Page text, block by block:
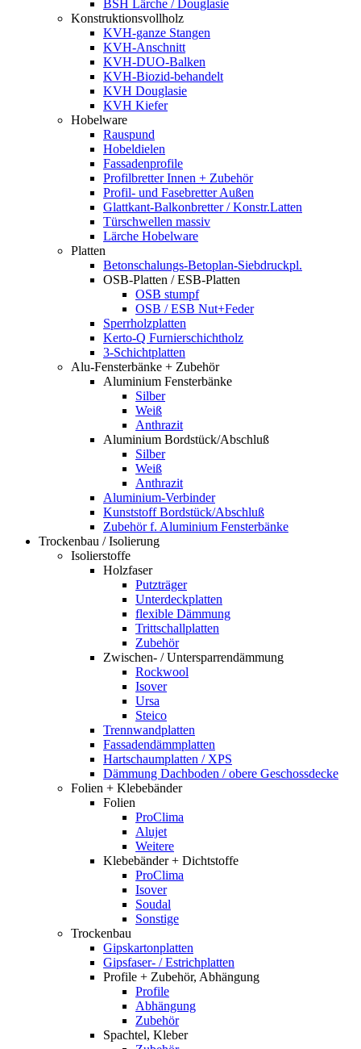
BSH Lärche / Douglasie
Konstruktionsvollholz
KVH-ganze Stangen
KVH-Anschnitt
KVH-DUO-Balken
KVH-Biozid-behandelt
KVH Douglasie
KVH Kiefer
Hobelware
Rauspund
Hobeldielen
Fassadenprofile
Profilbretter Innen + Zubehör
Profil- und Fasebretter Außen
Glattkant-Balkonbretter / Konstr.Latten
Türschwellen massiv
Lärche Hobelware
Platten
Betonschalungs-Betoplan-Siebdruckpl.
OSB-Platten / ESB-Platten
OSB stumpf
OSB / ESB Nut+Feder
Sperrholzplatten
Kerto-Q Furnierschichtholz
3-Schichtplatten
Alu-Fensterbänke + Zubehör
Aluminium Fensterbänke
Silber
Weiß
Anthrazit
Aluminium Bordstück/Abschluß
Silber
Weiß
Anthrazit
Aluminium-Verbinder
Kunststoff Bordstück/Abschluß
Zubehör f. Aluminium Fensterbänke
Trockenbau / Isolierung
Isolierstoffe
Holzfaser
Putzträger
Unterdeckplatten
flexible Dämmung
Trittschallplatten
Zubehör
Zwischen- / Untersparrendämmung
Rockwool
Isover
Ursa
Steico
Trennwandplatten
Fassadendämmplatten
Hartschaumplatten / XPS
Dämmung Dachboden / obere Geschossdecke
Folien + Klebebänder
Folien
ProClima
Alujet
Weitere
Klebebänder + Dichtstoffe
ProClima
Isover
Soudal
Sonstige
Trockenbau
Gipskartonplatten
Gipsfaser- / Estrichplatten
Profile + Zubehör, Abhängung
Profile
Abhängung
Zubehör
Spachtel, Kleber